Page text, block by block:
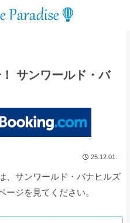
サンワールド・バ
25.12.01.
、サンワールド・バナヒルズ
ージを見てください。